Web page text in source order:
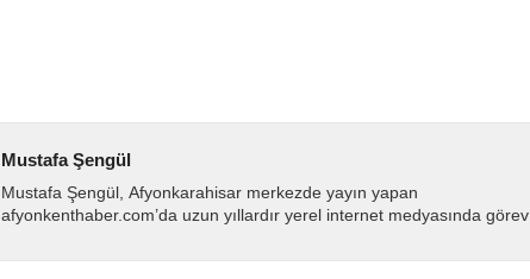
Mustafa Şengül
Mustafa Şengül, Afyonkarahisar merkezde yayın yapan
afyonkenthaber.com’da uzun yıllardır yerel internet medyasında görev